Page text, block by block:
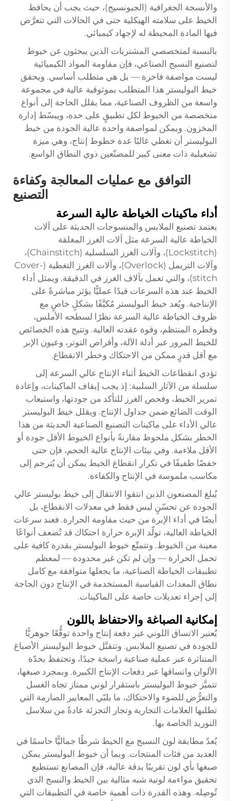
والأنسجة الجغرافية (الجيونسيج)، حيث يجب أن يحافظ
الخيط على سلامته الهيكلية حتى في الحالات التي تتعرَّض
فيها المادة المحيطة له لإجهاد كيميائي.
بالنسبة لمتخصصي المشتريات الذين يبحثون عن خيوط
لتصنيع النسيج الصناعي، فإن مقاومة المواد الكيميائية
ليست مواصفة فاخرة — بل هي متطلب أساسي. ويحقق
خيط البوليستر هذا المتطلب بموثوقية عالية في مجموعة
واسعة من الظروف الصناعية، مما يقلل الحاجة إلى أنواع
متخصصة من الخيوط لكل تطبيقٍ على حدة، ويبسّط إدارة
المخزون. ويمكن لمواصفة واحدة عالية الجودة من خيط
البوليستر أن تغطي غالبًا عدة خطوط إنتاج، وهي ميزة
تشغيلية ذات معنى كبير للمصنّعين ذوي النطاق الواسع.
التوافق مع عمليات المعالجة وكفاءة
التصنيع
أداء ماكينات الخياطة عالية السرعة
يعتمد تصنيع الملابس والمنسوجات الحديثة على آلات
الخياطة عالية السرعة مثل آلات الغرز المغلقة
(Lockstitch)، وآلات الغرز السلسلية (Chainstitch)،
وآلات التريمل (Overlock)، وآلات الغرز التغطية (Cover-
stitch)، والتي تعمل بآلاف الغرز في الدقيقة. ويمثل أداء
الخيط عند هذه السرعات قيدًا عمليًّا يؤثر مباشرةً على
الإنتاجية. ويُعد خيط البوليستر مُكيَّفًا بشكلٍ خاصٍ مع
ظروف الخياطة عالية السرعة نظرًا لسطحه الأملس،
وقطره المنتظم، وقوة عقدته العالية. وتتيح هذه الخصائص
للخيط المرور عبر أدلة الآلة، وأقراص التوتر، وعيون الإبر
مع أقل قدرٍ ممكن من الاحتكاك وخطر الانقطاع.
تؤدي انقطاعات الخيط أثناء الإنتاج عالي السرعة إلى
سلسلة من الآثار السلبية: إذ يجب إيقاف الماكينات، وإعادة
تمرير الخيط، وفحص الغرز للتأكد من جودتها، واستيعاب
الوقت الضائع ضمن جداول الإنتاج. ويقلل خيط البوليستر
عالي الأداء على ماكينات التصنيع الصناعية الحديثة من هذا
الخطر بشكل ملحوظ مقارنةً بأنواع الخيوط الأقل جودة أو
الأقل ملاءمة. وفي بيئات الإنتاج عالية الحجم، فإن حتى
خفضًا طفيفًا في تكرار انقطاع الخيط يمكن أن يُترجم إلى
مكاسب ملموسة في الإنتاج والكفاءة.
يُبلغ المصنعون الذين انتقوا الانتقال إلى خيط بوليستر عالي
الجودة عن تحسّنٍ ليس فقط في معدلات الانقطاع، بل
أيضًا في أداء الإبرة من حيث مقاومة الحرارة. فعند سرعات
الخياطة العالية، تولّد الإبرة حرارة احتكاك قد تُضعف أنواعًا
معينة من الخيوط. وتتمتّع خيوط البوليستر بقدرة كافية على
تحمل الحرارة — وإن لم تكن غير محدودة — لمعظم
تطبيقات الخياطة الصناعية، ما يجعلها متوافقة مع كامل
نطاق المعدات القياسية المستخدمة في الإنتاج دون الحاجة
إلى إجراء تعديلات خاصة على الماكينات.
إمكانية الصباغة والاحتفاظ باللون
يُعتبر الاتساق اللوني عبر دفعة إنتاج واحدة توقُّعًا جوهريًّا
للجودة في تصنيع الملابس. وتتقبَّل خيوط البوليستر الأصباغ
المتناثرة عبر عملية صناعية راسخة جيدًا، وتحتفظ بحدّة
الألوان واتساقها عبر دفعات الإنتاج الكبيرة. وبمجرد صبغها،
تتميَّز خيوط البوليستر باستقرار لوني ممتاز تجاه الغسل
والتعرُّض للضوء والاحتكاك، ما يلبّي المعايير الصارمة التي
تطلبها العلامات التجارية وتجار التجزئة عادةً من سلاسل
التوريد الخاصة بها.
يُعدّ مطابقة لون النسيج مع الخيط شرطًا جماليًّا حاسمًا في
العديد من فئات المنتجات. وبما أن خيوط البوليستر يمكن
صبغها بأي لون تقريبًا بدقة عالية، فإن المصانع تستطيع
تحقيق مواءمة لونية شبه مثالية بين الخيط والنسج الذي
تُوصِله. وهذه القدرة ذات أهمية خاصة في التطبيقات التي